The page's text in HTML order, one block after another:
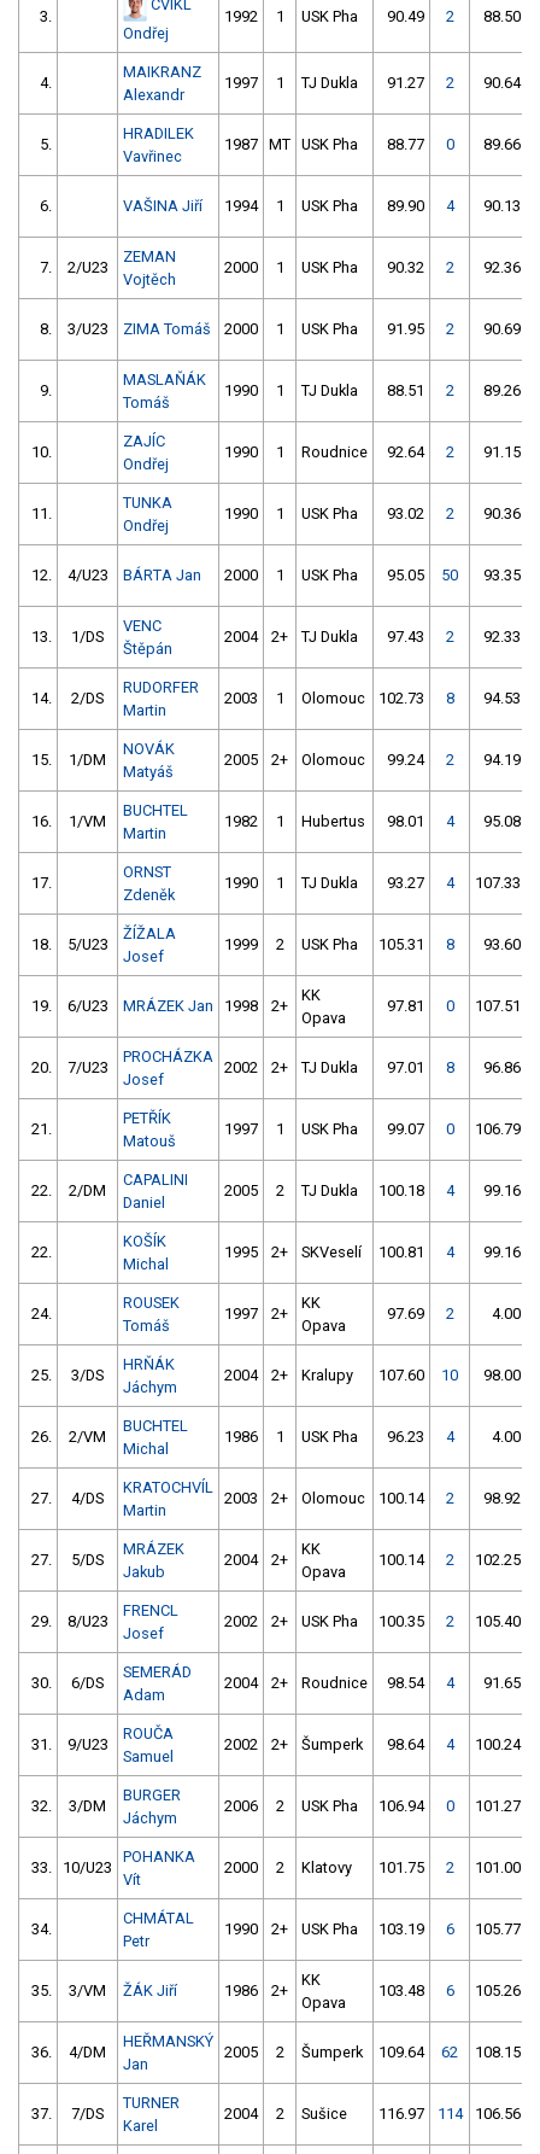
3.
CVIKL
Ondřej
1992 1 USK Pha 90.49 2 88.50
4.
MAIKRANZ
Alexandr
1997 1 TJ Dukla 91.27 2 90.64
5.
HRADILEK
Vavřinec
1987 MT USK Pha 88.77 0 89.66
6. VAŠINA Jiří 1994 1 USK Pha 89.90 4 90.13
7. 2/U23
ZEMAN
Vojtěch
2000 1 USK Pha 90.32 2 92.36
8. 3/U23 ZIMA Tomáš 2000 1 USK Pha 91.95 2 90.69
9.
MASLAŇÁK
Tomáš
1990 1 TJ Dukla 88.51 2 89.26
10.
ZAJÍC
Ondřej
1990 1 Roudnice 92.64 2 91.15
11.
TUNKA
Ondřej
1990 1 USK Pha 93.02 2 90.36
12. 4/U23 BÁRTA Jan 2000 1 USK Pha 95.05 50 93.35
13. 1/DS
VENC
Štěpán
2004 2+ TJ Dukla 97.43 2 92.33
14. 2/DS
RUDORFER
Martin
2003 1 Olomouc 102.73 8 94.53
15. 1/DM
NOVÁK
Matyáš
2005 2+ Olomouc 99.24 2 94.19
16. 1/VM
BUCHTEL
Martin
1982 1 Hubertus 98.01 4 95.08
17.
ORNST
Zdeněk
1990 1 TJ Dukla 93.27 4 107.33
18. 5/U23
ŽÍŽALA
Josef
1999 2 USK Pha 105.31 8 93.60
19. 6/U23 MRÁZEK Jan 1998 2+
KK
Opava
97.81 0 107.51
20. 7/U23
PROCHÁZKA
Josef
2002 2+ TJ Dukla 97.01 8 96.86
21.
PETŘÍK
Matouš
1997 1 USK Pha 99.07 0 106.79
22. 2/DM
CAPALINI
Daniel
2005 2 TJ Dukla 100.18 4 99.16
22.
KOŠÍK
Michal
1995 2+ SKVeselí 100.81 4 99.16
24.
ROUSEK
Tomáš
1997 2+
KK
Opava
97.69 2 4.00
25. 3/DS
HRŇÁK
Jáchym
2004 2+ Kralupy 107.60 10 98.00
26. 2/VM
BUCHTEL
Michal
1986 1 USK Pha 96.23 4 4.00
27. 4/DS
KRATOCHVÍL
Martin
2003 2+ Olomouc 100.14 2 98.92
27. 5/DS
MRÁZEK
Jakub
2004 2+
KK
Opava
100.14 2 102.25
29. 8/U23
FRENCL
Josef
2002 2+ USK Pha 100.35 2 105.40
30. 6/DS
SEMERÁD
Adam
2004 2+ Roudnice 98.54 4 91.65
31. 9/U23
ROUČA
Samuel
2002 2+ Šumperk 98.64 4 100.24
32. 3/DM
BURGER
Jáchym
2006 2 USK Pha 106.94 0 101.27
33. 10/U23
POHANKA
Vít
2000 2 Klatovy 101.75 2 101.00
34.
CHMÁTAL
Petr
1990 2+ USK Pha 103.19 6 105.77
35. 3/VM ŽÁK Jiří 1986 2+
KK
Opava
103.48 6 105.26
36. 4/DM
HEŘMANSKÝ
Jan
2005 2 Šumperk 109.64 62 108.15
37. 7/DS
TURNER
Karel
2004 2 Sušice 116.97 114 106.56